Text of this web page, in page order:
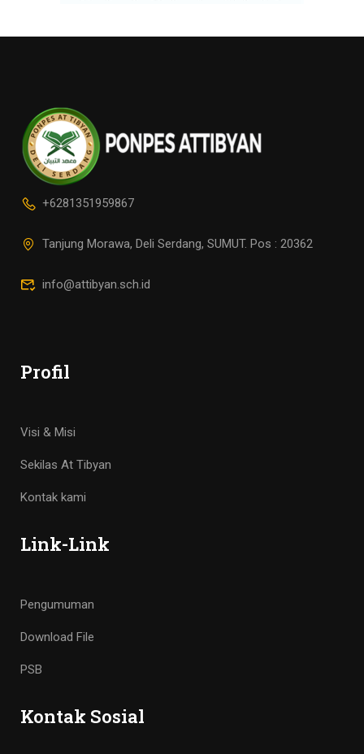
+6281351959867
Tanjung Morawa, Deli Serdang, SUMUT. Pos : 20362
info@attibyan.sch.id
Profil
Visi & Misi
Sekilas At Tibyan
Kontak kami
Link-Link
Pengumuman
Download File
PSB
Kontak Sosial